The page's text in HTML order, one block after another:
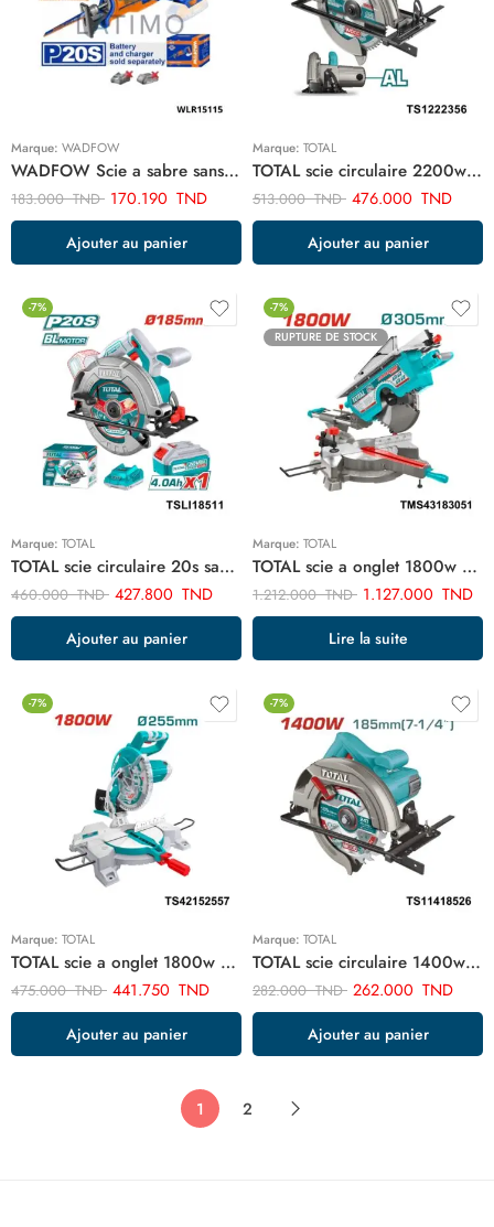
Marque: WADFOW
WADFOW Scie a sabre sans batterie sans chargeur WLR15115
183.000TND 170.190 TND
Ajouter au panier
Marque: TOTAL
TOTAL scie circulaire 2200w 235mm TS1222356
513.000TND 476.000 TND
Ajouter au panier
-7%
Marque: TOTAL
TOTAL scie circulaire 20s sans fil 185mm TSLI18511
460.000TND 427.800 TND
Ajouter au panier
-7%
RUPTURE DE STOCK
Marque: TOTAL
TOTAL scie a onglet 1800w 305mm avec table TMS43183051
1.212.000TND 1.127.000 TND
Lire la suite
-7%
Marque: TOTAL
TOTAL scie a onglet 1800w 255mm TS42152557
475.000TND 441.750 TND
Ajouter au panier
-7%
Marque: TOTAL
TOTAL scie circulaire 1400w TS11418526
282.000TND 262.000 TND
Ajouter au panier
1 2